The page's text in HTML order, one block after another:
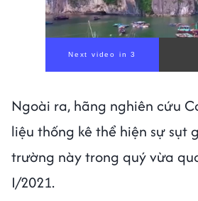
Next video in 1
Ngoài ra, hãng nghiên cứu
liệu thống kê thể hiện sự sụt
trường này trong quý vừa
I/2021.